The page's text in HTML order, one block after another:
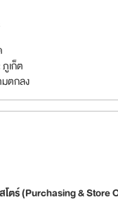
ภูเก็ต
ตกลง
โตร์ (Purchasing & Store